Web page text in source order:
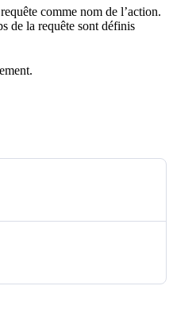
comme nom de l’action.
de la requête sont définis